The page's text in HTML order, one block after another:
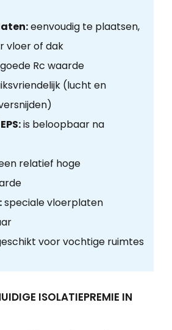
eenvoudig te plaatsen,
vloer of dak
Rc waarde
(lucht en
is beloopbaar na
relatief hoge
speciale vloerplaten
voor vochtige ruimtes
ISOLATIEPREMIE IN